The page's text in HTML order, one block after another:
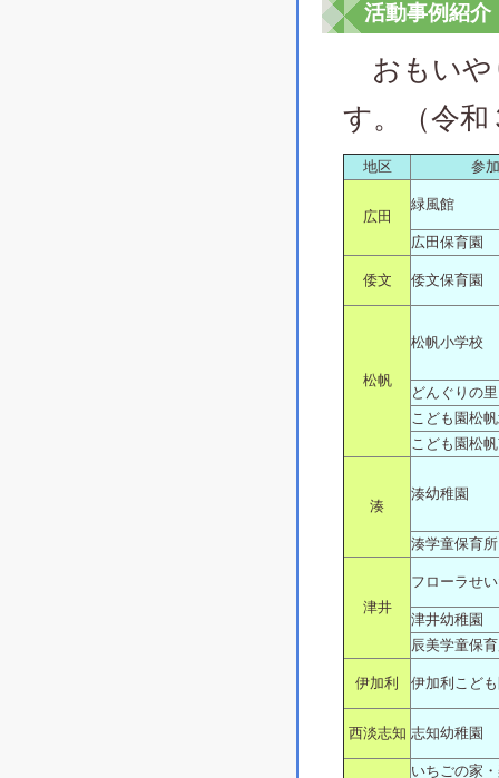
活動事例紹介
おもいや
す。（令和
地区 参
広田
緑風館
広田保育園
倭文 倭文保育園
松帆
松帆小学校
どんぐりの里
こども園松
こども園松
湊
湊幼稚園
湊学童保育所
津井
フローラせ
津井幼稚園
辰美学童保
伊加利 伊加利こど
西淡志知 志知幼稚園
いちごの家